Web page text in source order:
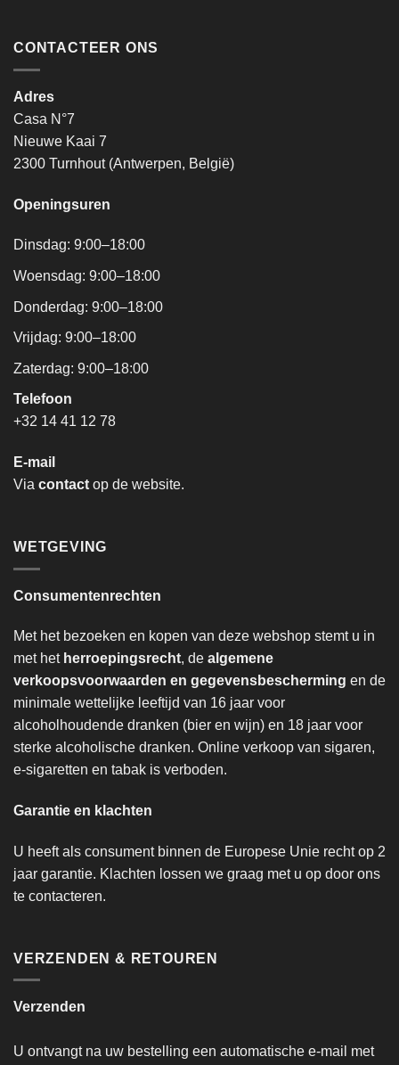
CONTACTEER ONS
Adres
Casa N°7
Nieuwe Kaai 7
2300 Turnhout (Antwerpen, België)
Openingsuren
Dinsdag: 9:00–18:00
Woensdag: 9:00–18:00
Donderdag: 9:00–18:00
Vrijdag: 9:00–18:00
Zaterdag: 9:00–18:00
Telefoon
+32 14 41 12 78
E-mail
Via contact op de website.
WETGEVING
Consumentenrechten
Met het bezoeken en kopen van deze webshop stemt u in
met het herroepingsrecht, de algemene
verkoopsvoorwaarden en gegevensbescherming en de
minimale wettelijke leeftijd van 16 jaar voor
alcoholhoudende dranken (bier en wijn) en 18 jaar voor
sterke alcoholische dranken. Online verkoop van sigaren,
e-sigaretten en tabak is verboden.
Garantie en klachten
U heeft als consument binnen de Europese Unie recht op 2
jaar garantie. Klachten lossen we graag met u op door ons
te contacteren.
VERZENDEN & RETOUREN
Verzenden
U ontvangt na uw bestelling een automatische e-mail met